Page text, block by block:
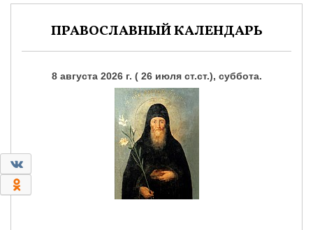
ПРАВОСЛАВНЫЙ КАЛЕНДАРЬ
8 августа 2026 г. ( 26 июля ст.ст.), суббота.